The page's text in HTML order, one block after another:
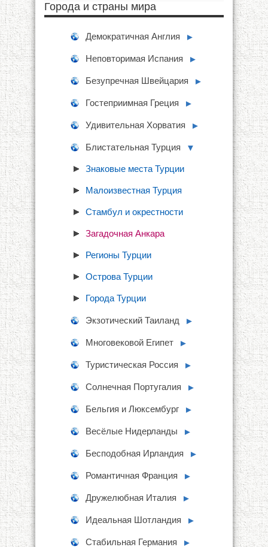
Города и страны мира
Демократичная Англия ►
Неповторимая Испания ►
Безупречная Швейцария ►
Гостеприимная Греция ►
Удивительная Хорватия ►
Блистательная Турция ▼
Знаковые места Турции
Малоизвестная Турция
Стамбул и окрестности
Загадочная Анкара
Регионы Турции
Острова Турции
Города Турции
Экзотический Таиланд ►
Многовековой Египет ►
Туристическая Россия ►
Солнечная Португалия ►
Бельгия и Люксембург ►
Весёлые Нидерланды ►
Бесподобная Ирландия ►
Романтичная Франция ►
Дружелюбная Италия ►
Идеальная Шотландия ►
Стабильная Германия ►